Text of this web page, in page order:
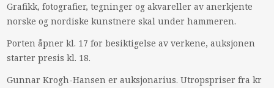
Grafikk, fotografier, tegninger og akvareller av anerkjente
norske og nordiske kunstnere skal under hammeren.
Porten åpner kl. 17 for besiktigelse av verkene, auksjonen
starter presis kl. 18.
Gunnar Krogh-Hansen er auksjonarius. Utropspriser fra kr